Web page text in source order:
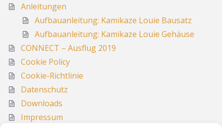
Anleitungen
Aufbauanleitung: Kamikaze Louie Bausatz
Aufbauanleitung: Kamikaze Louie Gehäuse
CONNECT – Ausflug 2019
Cookie Policy
Cookie-Richtlinie
Datenschutz
Downloads
Impressum